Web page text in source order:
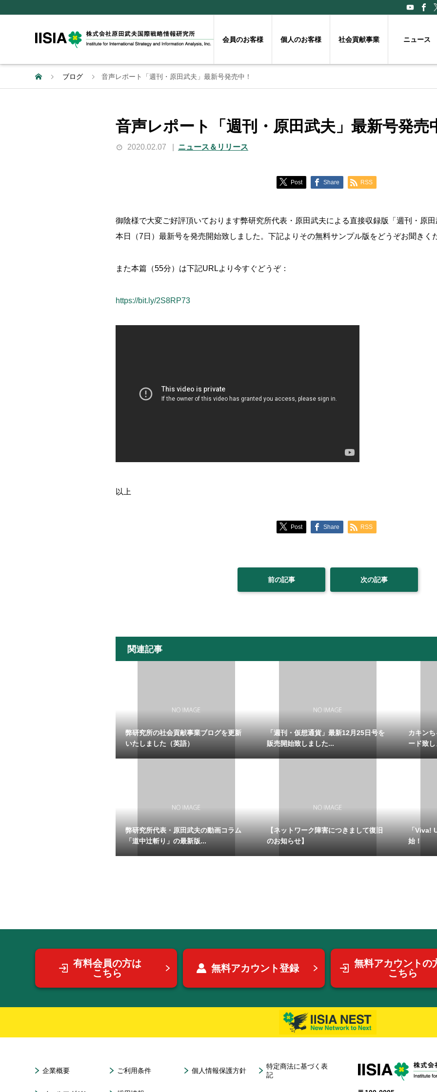
会員のお客様 個人のお客様 社会貢献事業 ニュース
ブログ 音声レポート「週刊・原田武夫」最新号発売中！
音声レポート「週刊・原田武夫」最新号発売
2020.02.07 ニュース＆リリース
Post Share RSS
御陰様で大変ご好評頂いております弊研究所代表・原田武夫による直接収録版「週刊・原田
本日（7日）最新号を発売開始致しました。下記よりその無料サンプル版をどうぞお聞きく
また本篇（55分）は下記URLより今すぐどうぞ：
https://bit.ly/2S8RP73
以上
Post Share RSS
前の記事 次の記事
関連記事
弊研究所の社会貢献事業ブログを更新
いたしました（英語）
「週刊・仮想通貨」最新12月25日号を
販売開始致しました...
カキン
ード致し
弊研究所代表・原田武夫の動画コラム
「道中辻斬り」の最新版...
【ネットワーク障害につきまして復旧
のお知らせ】
「Viva!
始！
有料会員の方は
こちら
無料アカウント登録
無料アカウントの
こちら
企業概要 ご利用条件 個人情報保護方針
特定商法に基づく表
記